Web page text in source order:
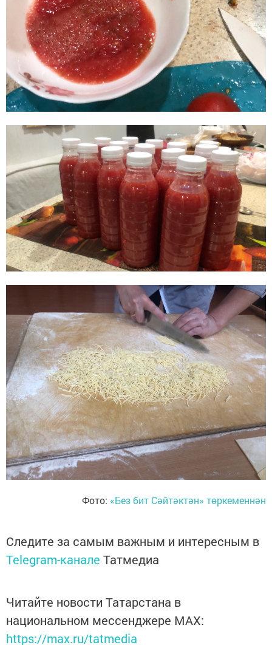
Фото: «Без бит Сәйтәктән» төркеменнән
Следите за самым важным и интересным в
Telegram-канале Татмедиа
Читайте новости Татарстана в
национальном мессенджере MАХ:
https://max.ru/tatmedia